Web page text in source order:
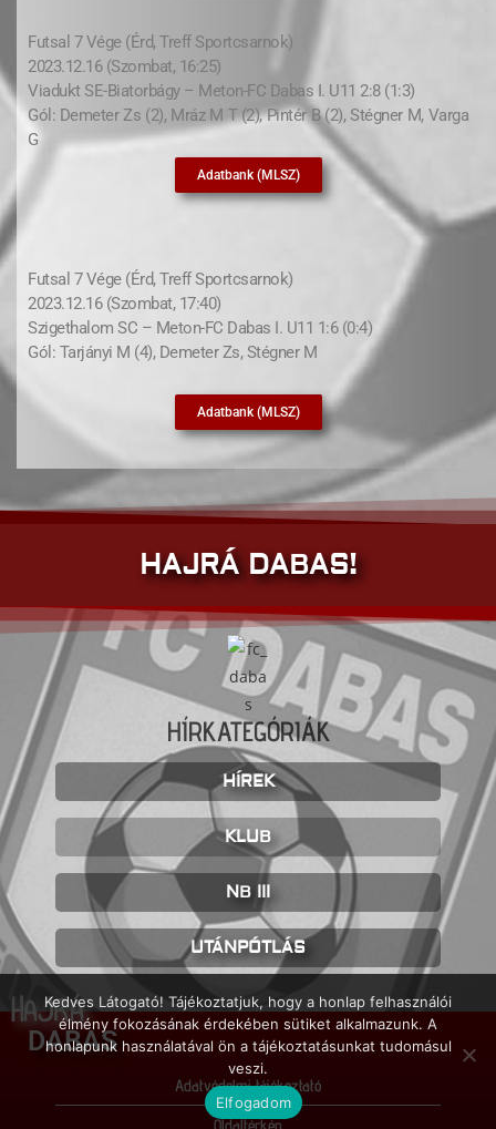
Futsal 7 Vége (Érd, Treff Sportcsarnok)
2023.12.16 (Szombat, 16:25)
Viadukt SE-Biatorbágy – Meton-FC Dabas I. U11 2:8 (1:3)
Gól: Demeter Zs (2), Mráz M T (2), Pintér B (2), Stégner M, Varga
G
Adatbank (MLSZ)
Futsal 7 Vége (Érd, Treff Sportcsarnok)
2023.12.16 (Szombat, 17:40)
Szigethalom SC – Meton-FC Dabas I. U11 1:6 (0:4)
Gól: Tarjányi M (4), Demeter Zs, Stégner M
Adatbank (MLSZ)
HAJRÁ DABAS!
HÍRKATEGÓRIÁK
HÍREK
KLUB
NB III
UTÁNPÓTLÁS
HAJRÁ
DABAS
Adatvédelmi tájékoztató
Kedves Látogató! Tájékoztatjuk, hogy a honlap felhasználói
élmény fokozásának érdekében sütiket alkalmazunk. A
honlapunk használatával ön a tájékoztatásunkat tudomásul
veszi.
Elfogadom